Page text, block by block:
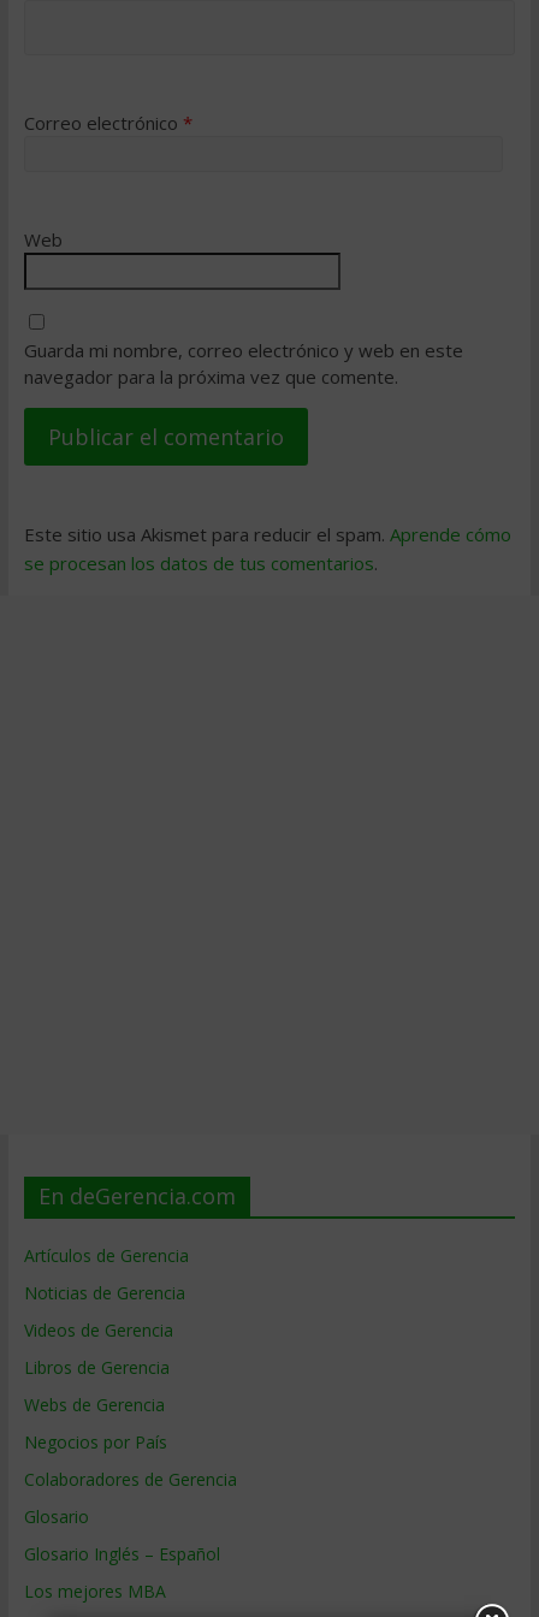
Correo electrónico *
Web
Guarda mi nombre, correo electrónico y web en este
navegador para la próxima vez que comente.
Este sitio usa Akismet para reducir el spam. Aprende cómo
se procesan los datos de tus comentarios.
En deGerencia.com
Artículos de Gerencia
Noticias de Gerencia
Videos de Gerencia
Libros de Gerencia
Webs de Gerencia
Negocios por País
Colaboradores de Gerencia
Glosario
Glosario Inglés – Español
Los mejores MBA